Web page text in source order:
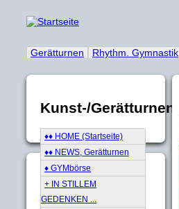
Gerätturnen Rhythm. Gymnastik
Kunst-/Gerätturnen
♦♦ HOME (Startseite)
♦♦ NEWS, Gerätturnen
♦ GYMbörse
+ IN STILLEM
GEDENKEN ...